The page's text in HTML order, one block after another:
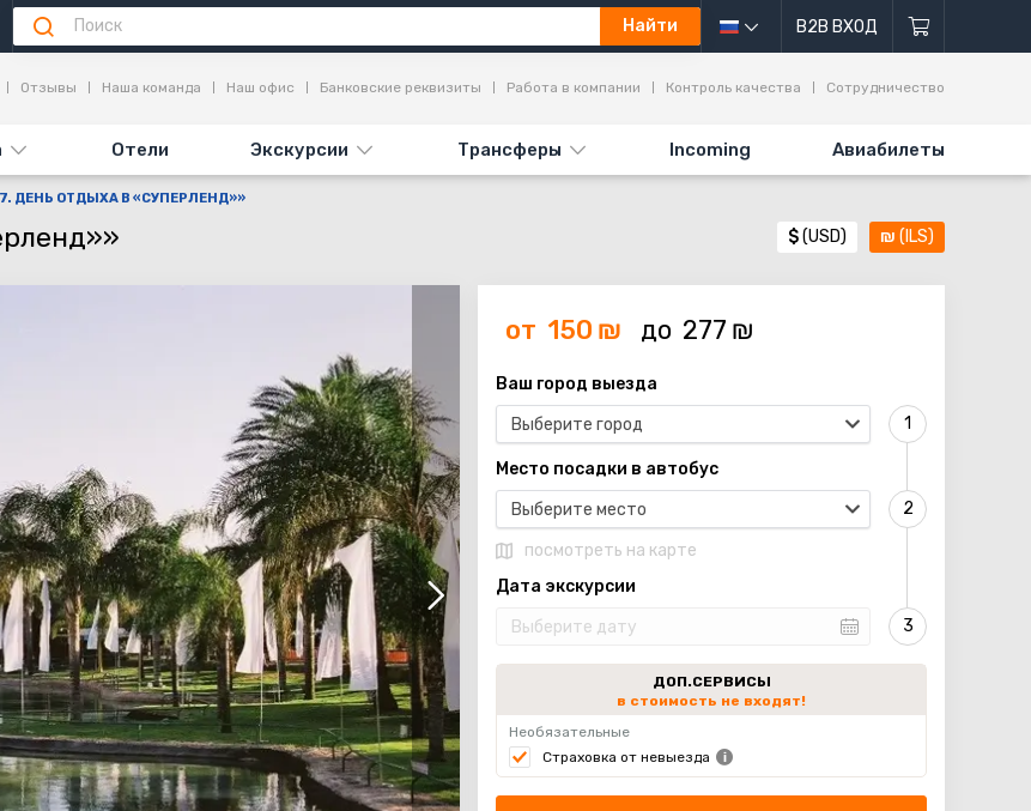
Найти B2B ВХОД
Отели Экскурсии Трансферы Incoming Авиабилеты
Отзывы Наша команда Наш офис Банковские реквизиты Работа в компании Контроль качества Сотрудничество
ДЕНЬ ОТДЫХА В «СУПЕРЛЕНД»»
$(USD) ₪ (ILS)
Достопримечательности Отзывы
от 150 ₪ до 277 ₪
Ваш город выезда
Выберите город
Место посадки в автобус
Выберите место
посмотреть на карте
Дата экскурсии
ДОП.СЕРВИСЫ
в стоимость не входят!
Необязательные
Страховка от невыезда